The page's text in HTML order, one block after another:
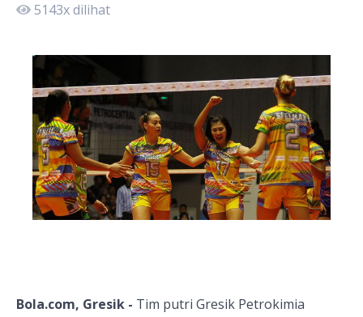
5143x dilihat
Bola.com, Gresik - Tim putri Gresik Petrokimia